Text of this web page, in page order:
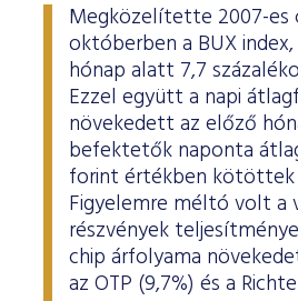
Megközelítette 2007-es
októberben a BUX
hónap alatt 7,7
Ezzel együtt a napi
növekedett az előző
befektetők naponta
forint értékben
Figyelemre méltó volt a
részvények
chip árfolyama
az OTP (9,7%) és a